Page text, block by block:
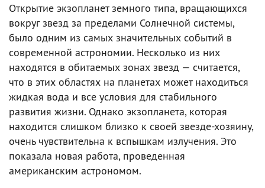
Открытие экзопланет земного типа, вращающихся
вокруг звезд за пределами Солнечной системы,
было одним из самых значительных событий в
современной астрономии. Несколько из них
находятся в обитаемых зонах звезд — считается,
что в этих областях на планетах может находиться
жидкая вода и все условия для стабильного
развития жизни. Однако экзопланета, которая
находится слишком близко к своей звезде-хозяину,
очень чувствительна к вспышкам излучения. Это
показала новая работа, проведенная
американским астрономом.